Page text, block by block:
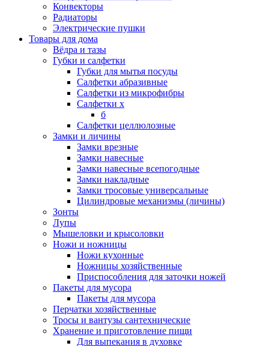
Конвекторы
Радиаторы
Электрические пушки
Товары для дома
Вёдра и тазы
Губки и салфетки
Губки для мытья посуды
Салфетки абразивные
Салфетки из микрофибры
Салфетки х
б
Салфетки целлюлозные
Замки и личины
Замки врезные
Замки навесные
Замки навесные всепогодные
Замки накладные
Замки тросовые универсальные
Цилиндровые механизмы (личины)
Зонты
Лупы
Мышеловки и крысоловки
Ножи и ножницы
Ножи кухонные
Ножницы хозяйственные
Приспособления для заточки ножей
Пакеты для мусора
Пакеты для мусора
Перчатки хозяйственные
Тросы и вантузы сантехнические
Хранение и приготовление пищи
Для выпекания в духовке